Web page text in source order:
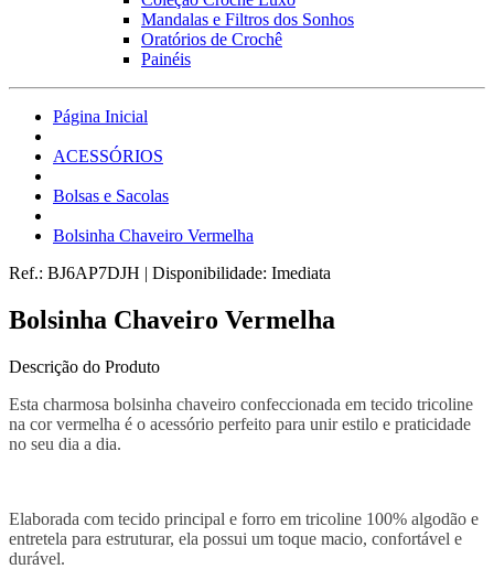
Mandalas e Filtros dos Sonhos
Oratórios de Crochê
Painéis
Página Inicial
ACESSÓRIOS
Bolsas e Sacolas
Bolsinha Chaveiro Vermelha
Ref.: BJ6AP7DJH | Disponibilidade: Imediata
Bolsinha Chaveiro Vermelha
Descrição do Produto
Esta charmosa bolsinha chaveiro confeccionada em tecido tricoline
na cor vermelha é o acessório perfeito para unir estilo e praticidade
no seu dia a dia.
Elaborada com tecido principal e forro em tricoline 100% algodão e
entretela para estruturar, ela possui um toque macio, confortável e
durável.